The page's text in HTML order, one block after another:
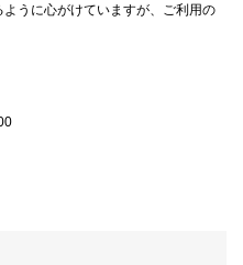
うに心がけていますが、ご利用の